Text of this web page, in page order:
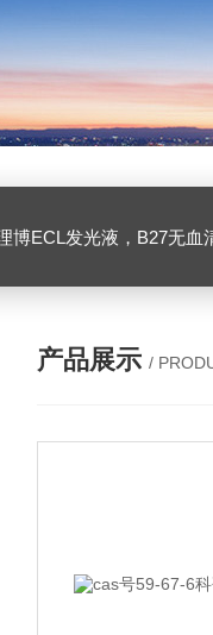
清培养基，N2培养基，紫外酶标板，Gibco胶原酶，
产品展示 /